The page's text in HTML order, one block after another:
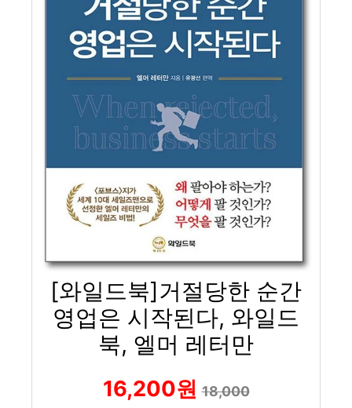
[와일드북]거절당한 순간
영업은 시작된다, 와일드
북, 엘머 레터만
16,200원18,000